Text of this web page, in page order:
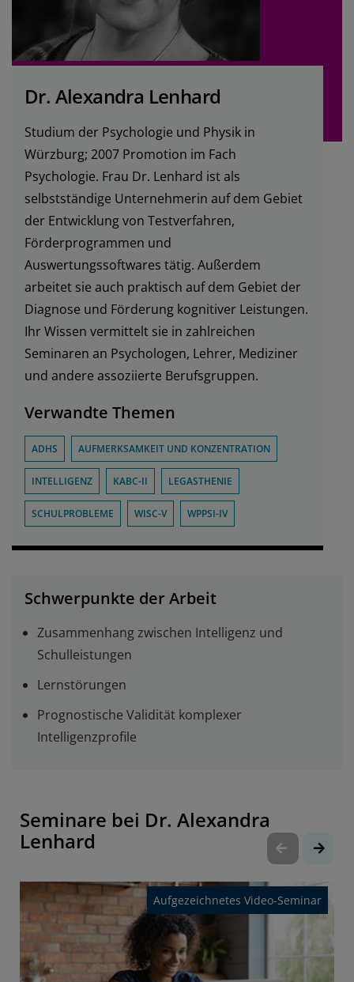
Dr. Alexandra Lenhard
Studium der Psychologie und Physik in
Würzburg; 2007 Promotion im Fach
Psychologie. Frau Dr. Lenhard ist als
selbstständige Unternehmerin auf dem Gebiet
der Entwicklung von Testverfahren,
Förderprogrammen und
Auswertungssoftwares tätig. Außerdem
arbeitet sie auch praktisch auf dem Gebiet der
Diagnose und Förderung kognitiver Leistungen.
Ihr Wissen vermittelt sie in zahlreichen
Seminaren an Psychologen, Lehrer, Mediziner
und andere assoziierte Berufsgruppen.
Verwandte Themen
ADHS AUFMERKSAMKEIT UND KONZENTRATION
INTELLIGENZ KABC-II LEGASTHENIE
SCHULPROBLEME WISC-V WPPSI-IV
Schwerpunkte der Arbeit
Zusammenhang zwischen Intelligenz und
Schulleistungen
Lernstörungen
Prognostische Validität komplexer
Intelligenzprofile
Seminare bei Dr. Alexandra
Lenhard
Aufgezeichnetes Video-Seminar